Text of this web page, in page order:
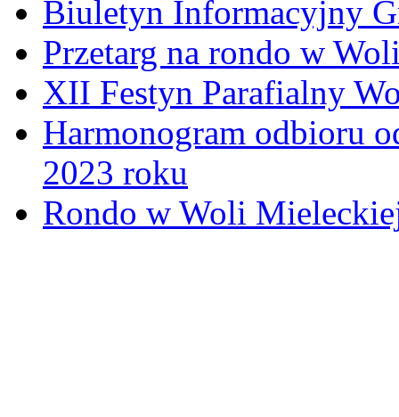
Biuletyn Informacyjny
Przetarg na rondo w
XII Festyn Parafialny
Harmonogram odbioru
2023 roku
Rondo w Woli